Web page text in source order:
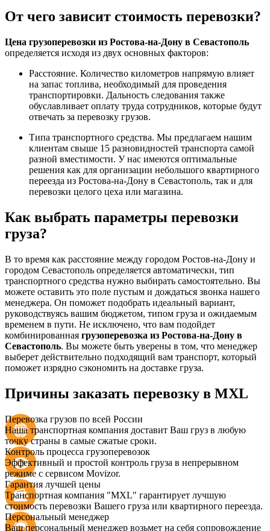
От чего зависит стоимость перевозки?
Цена грузоперевозки из Ростова-на-Дону в Севастополь
определяется исходя из двух основных факторов:
Расстояние. Количество километров напрямую влияет
на запас топлива, необходимый для проведения
транспортировки. Дальность следования также
обуславливает оплату труда сотрудников, которые будут
отвечать за перевозку грузов.
Типа транспортного средства. Мы предлагаем нашим
клиентам свыше 15 разновидностей транспорта самой
разной вместимости. У нас имеются оптимальные
решения как для организации небольшого квартирного
переезда из Ростова-на-Дону в Севастополь, так и для
перевозки целого цеха или магазина.
Как выбрать параметры перевозки
груза?
В то время как расстояние между городом Ростов-на-Дону и
городом Севастополь определяется автоматически, тип
транспортного средства нужно выбирать самостоятельно. Вы
можете оставить это поле пустым и дождаться звонка нашего
менеджера. Он поможет подобрать идеальный вариант,
руководствуясь вашим бюджетом, типом груза и ожидаемым
временем в пути. Не исключено, что вам подойдет
комбинированная грузоперевозка из Ростова-на-Дону в
Севастополь. Вы можете быть уверены в том, что менеджер
выберет действительно подходящий вам транспорт, который
поможет изрядно сэкономить на доставке груза.
Причины заказать перевозку в MXL
Перевозка грузов по всей России
Наша транспортная компания доставит Ваш груз в любую
точку страны в самые сжатые сроки.
Контроль процесса грузоперевозок
Эффективный и простой контроль груза в непрерывном
режиме с сервисом Movizor.
Гарантия лучшей цены
Транспортная компания "MXL" гарантирует лучшую
стоимость перевозки Вашего груза или квартирного переезда.
Персональный менеджер
Ваш персональный менеджер возьмет на себя сопровождение